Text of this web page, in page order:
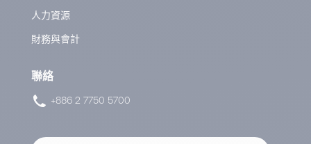
人力資源
財務與會計
聯絡
+886 2 7750 5700